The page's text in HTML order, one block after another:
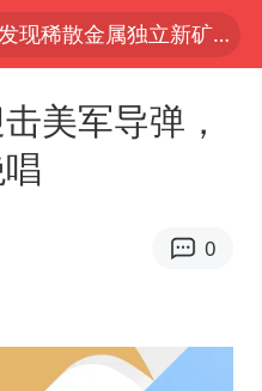
我国发现稀散金属独立新矿物——乌斯河锗矿
行上调存款利率
加盟《披荆斩棘》
的鼻子怎么了
续两站无缘冠军
美军导弹，
0